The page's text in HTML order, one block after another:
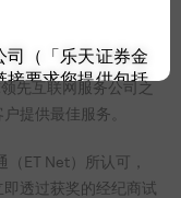
（「乐天证券金
接要求您提供包括
保账户安全，切
登入信息并请直
先互联网服务公司之
提供最佳服务。
ET Net）所认可，
即透过获奖的经纪商试